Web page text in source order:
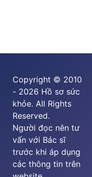
Copyright © 2010
- 2026 Hồ sơ sức
khỏe. All Rights
Reserved.
Người đọc nên tư
vấn với Bác sĩ
trước khi áp dụng
các thông tin trên